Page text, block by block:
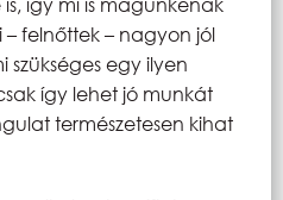
felnőttek – nagyon jól
egy ilyen
így lehet jó munkát
természetesen kihat